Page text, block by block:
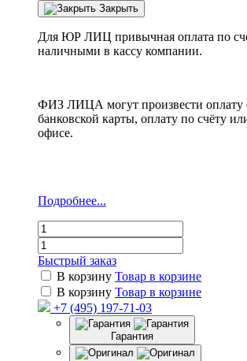
Закрыть
Для ЮР ЛИЦ привычная оплата по
наличными в кассу компании.
ФИЗ ЛИЦА могут произвести оплату
банковской карты, оплату по счёту
офисе.
Подробнее...
Быстрый заказ
В корзину Товар в корзине
В корзину Товар в корзине
+7 (495) 197-71-03
Гарантия